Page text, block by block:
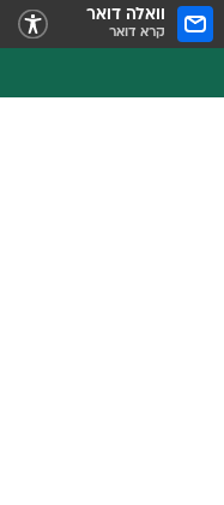
וואלה דואר
קרא דואר